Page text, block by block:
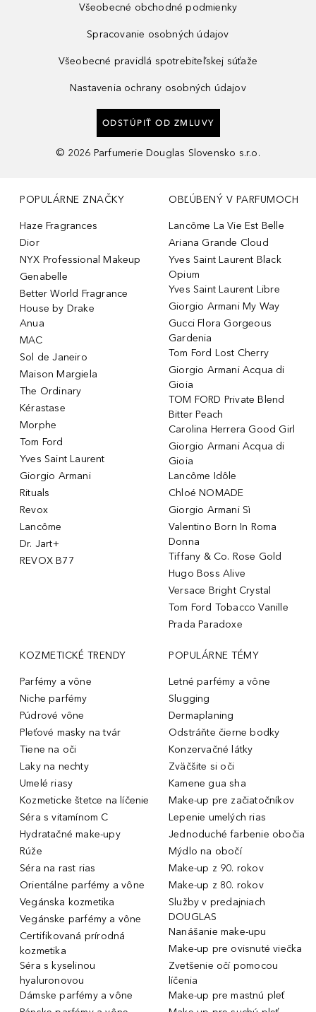
Všeobecné obchodné podmienky
Spracovanie osobných údajov
Všeobecné pravidlá spotrebiteľskej súťaže
Nastavenia ochrany osobných údajov
ODSTÚPIŤ OD ZMLUVY
© 2026 Parfumerie Douglas Slovensko s.r.o.
POPULÁRNE ZNAČKY
Haze Fragrances
Dior
NYX Professional Makeup
Genabelle
Better World Fragrance
House by Drake
Anua
MAC
Sol de Janeiro
Maison Margiela
The Ordinary
Kérastase
Morphe
Tom Ford
Yves Saint Laurent
Giorgio Armani
Rituals
Revox
Lancôme
Dr. Jart+
REVOX B77
OBĽÚBENÝ V PARFUMOCH
Lancôme La Vie Est Belle
Ariana Grande Cloud
Yves Saint Laurent Black
Opium
Yves Saint Laurent Libre
Giorgio Armani My Way
Gucci Flora Gorgeous
Gardenia
Tom Ford Lost Cherry
Giorgio Armani Acqua di
Gioia
TOM FORD Private Blend
Bitter Peach
Carolina Herrera Good Girl
Giorgio Armani Acqua di
Gioia
Lancôme Idôle
Chloé NOMADE
Giorgio Armani Sì
Valentino Born In Roma
Donna
Tiffany & Co. Rose Gold
Hugo Boss Alive
Versace Bright Crystal
Tom Ford Tobacco Vanille
Prada Paradoxe
KOZMETICKÉ TRENDY
Parfémy a vône
Niche parfémy
Púdrové vône
Pleťové masky na tvár
Tiene na oči
Laky na nechty
Umelé riasy
Kozmeticke štetce na líčenie
Séra s vitamínom C
Hydratačné make-upy
Rúže
Séra na rast rias
Orientálne parfémy a vône
Vegánska kozmetika
Vegánske parfémy a vône
Certifikovaná prírodná
kozmetika
Séra s kyselinou
hyaluronovou
Dámske parfémy a vône
POPULÁRNE TÉMY
Letné parfémy a vône
Slugging
Dermaplaning
Odstráňte čierne bodky
Konzervačné látky
Zväčšite si oči
Kamene gua sha
Make-up pre začiatočníkov
Lepenie umelých rias
Jednoduché farbenie obočia
Mýdlo na obočí
Make-up z 90. rokov
Make-up z 80. rokov
Služby v predajniach
DOUGLAS
Nanášanie make-upu
Make-up pre ovisnuté viečka
Zvetšenie očí pomocou
líčenia
Make-up pre mastnú pleť